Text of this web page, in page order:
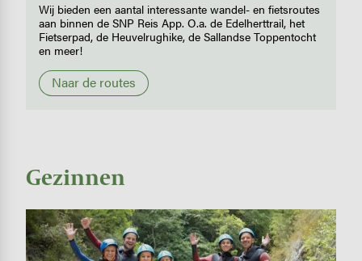
Wij bieden een aantal interessante wandel- en fietsroutes
aan binnen de SNP Reis App. O.a. de Edelherttrail, het
Fietserpad, de Heuvelrughike, de Sallandse Toppentocht
en meer!
Naar de routes
Gezinnen
Image